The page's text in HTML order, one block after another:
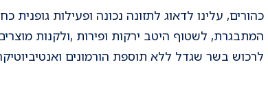
כהורים, עלינו לדאוג לתזונה נכונה ופעילות
המתבגרת, לשטוף היטב ירקות ופירות ,ולקנות
לרכוש בשר שגדל ללא תוספת הורמונים